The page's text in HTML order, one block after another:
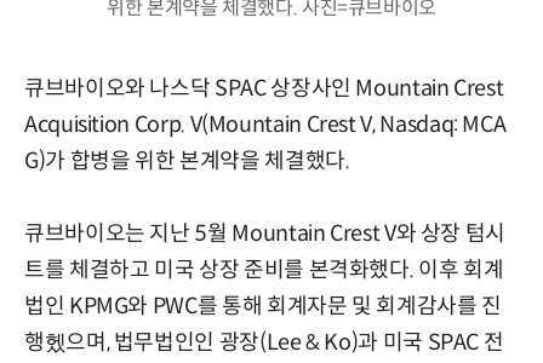
위한 본계약을 체결했다. 사진=큐브바이오
큐브바이오와 나스닥 SPAC 상장사인 Mountain Crest
Acquisition Corp. V(Mountain Crest V, Nasdaq: MCA
G)가 합병을 위한 본계약을 체결했다.
큐브바이오는 지난 5월 Mountain Crest V와 상장 텀시
트를 체결하고 미국 상장 준비를 본격화했다. 이후 회계
법인 KPMG와 PWC를 통해 회계자문 및 회계감사를 진
행헸으며, 법무법인인 광장(Lee & Ko)과 미국 SPAC 전